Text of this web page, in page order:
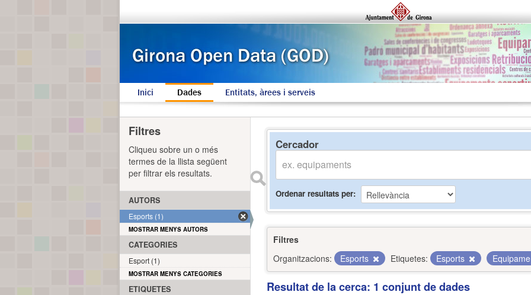
Inici Dades Entitats, àrees i serveis
Cercador
Ordenar resultats per
Filtres
Organitzacions:
Esports Etiquetes: Esports
Resultat de la cerca: 1 conjunt de dades
Filtres
Cliqueu sobre un o més
termes de la llista següent
per filtrar els resultats.
AUTORS
Esports (1)
MOSTRAR MENYS AUTORS
CATEGORIES
Esport (1)
MOSTRAR MENYS CATEGORIES
ETIQUETES